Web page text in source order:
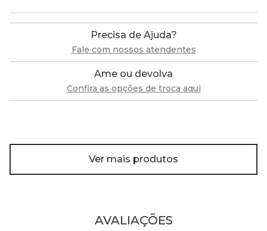
Precisa de Ajuda?
Fale com nossos atendentes
Ame ou devolva
Confira as opções de troca aqui
Ver mais produtos
AVALIAÇÕES